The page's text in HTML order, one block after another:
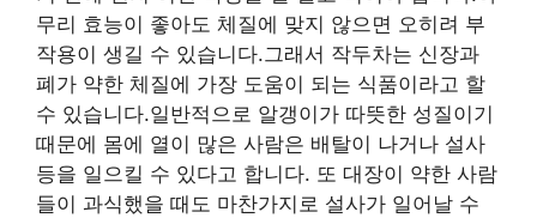
무리 효능이 좋아도 체질에 맞지 않으면 오히려 부
작용이 생길 수 있습니다.그래서 작두차는 신장과
폐가 약한 체질에 가장 도움이 되는 식품이라고 할
수 있습니다.일반적으로 알갱이가 따뜻한 성질이기
때문에 몸에 열이 많은 사람은 배탈이 나거나 설사
등을 일으킬 수 있다고 합니다. 또 대장이 약한 사람
들이 과식했을 때도 마찬가지로 설사가 일어날 수